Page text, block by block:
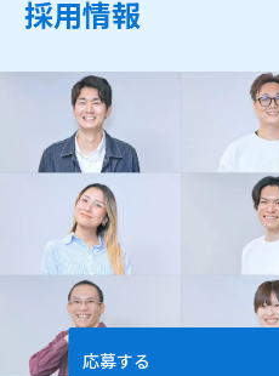
採用情報
応募する